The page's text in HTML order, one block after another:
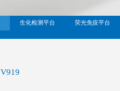
生化检测平台 荧光免疫平台
V919